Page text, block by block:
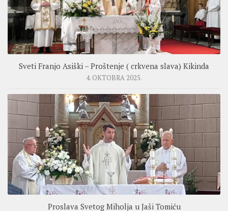
Sveti Franjo Asiški – Proštenje ( crkvena slava) Kikinda
4. OKTOBRA 2025.
Proslava Svetog Miholja u Jaši Tomiću